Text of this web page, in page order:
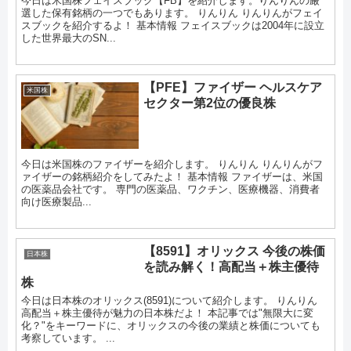
選した保有銘柄の一つでもあります。 りんりん りんりんがフェイ
スブックを紹介するよ！ 基本情報 フェイスブックは2004年に設立
した世界最大のSN...
米国株
【PFE】ファイザー ヘルスケア
セクター第2位の優良株
今日は米国株のファイザーを紹介します。 りんりん りんりんがフ
ァイザーの銘柄紹介をしてみたよ！ 基本情報 ファイザーは、米国
の医薬品会社です。 専門の医薬品、ワクチン、医療機器、消費者
向け医療製品...
日本株
【8591】オリックス 今後の株価
を読み解く！高配当＋株主優待
株
今日は日本株のオリックス(8591)について紹介します。 りんりん
高配当＋株主優待が魅力の日本株だよ！ 本記事では"無限大に変
化？"をキーワードに、オリックスの今後の業績と株価についても
考察しています。 ...